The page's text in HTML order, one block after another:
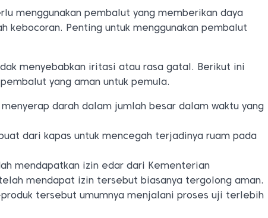
menggunakan pembalut yang memberikan daya
kebocoran. Penting untuk menggunakan pembalut
menyebabkan iritasi atau rasa gatal. Berikut ini
yang aman untuk pemula.
darah dalam jumlah besar dalam waktu yang
dari kapas untuk mencegah terjadinya ruam pada
mendapatkan izin edar dari Kementerian
mendapat izin tersebut biasanya tergolong aman.
tersebut umumnya menjalani proses uji terlebih